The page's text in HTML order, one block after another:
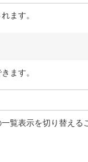
ます。
ます。
覧表示を切り替える